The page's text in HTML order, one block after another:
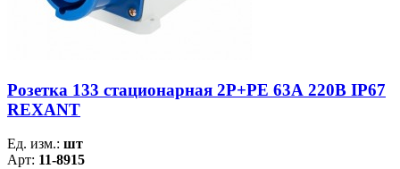
Розетка 133 стационарная 2Р+РЕ 63А 220В IP67
REXANT
Ед. изм.: шт
Арт: 11-8915